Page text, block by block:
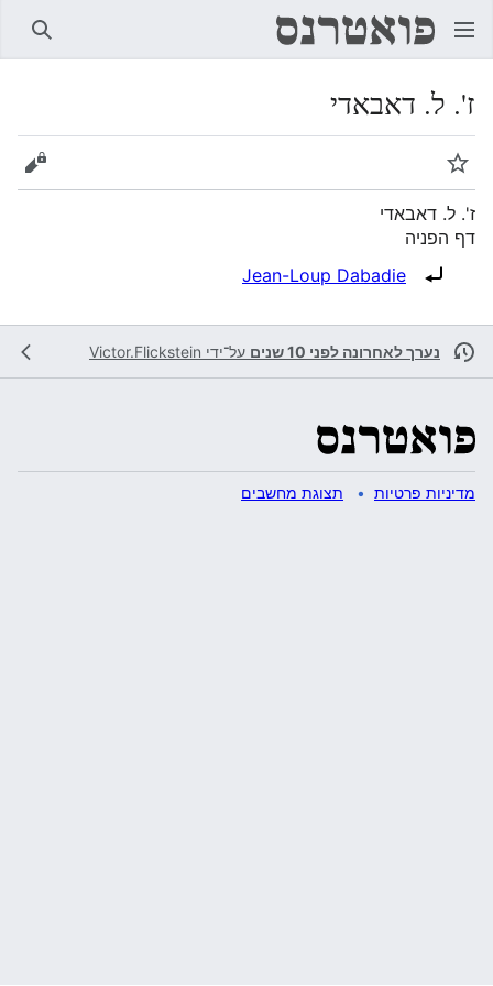
ז'. ל. דאבאדי
מעקב
ז'. ל. דאבאדי
דף הפניה
הפניה ל:
Jean-Loup Dabadie
נערך לאחרונה לפני 10 שנים על־ידי Victor.Flickstein
מדיניות פרטיות תצוגת מחשבים